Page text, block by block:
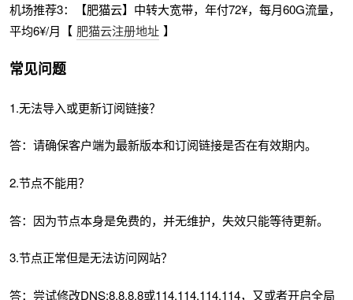
机场推荐3：【肥猫云】中转大宽带，年付72¥，每月60G流量，
平均6¥/月【 肥猫云注册地址 】
常见问题
1.无法导入或更新订阅链接？
答：请确保客户端为最新版本和订阅链接是否在有效期内。
2.节点不能用？
答：因为节点本身是免费的，并无维护，失效只能等待更新。
3.节点正常但是无法访问网站？
答：尝试修改DNS:8.8.8.8或114.114.114.114，又或者开启全局